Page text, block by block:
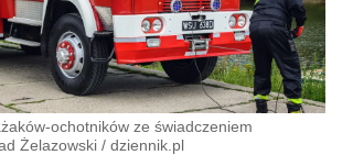
ochotników ze świadczeniem
Żelazowski / dziennik.pl